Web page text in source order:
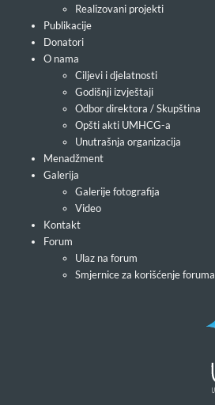
Realizovani projekti
Publikacije
Donatori
O nama
Ciljevi i djelatnosti
Godišnji izvještaji
Odbor direktora / Skupština
Opšti akti UMHCG-a
Unutrašnja organizacija
Menadžment
Galerija
Galerije fotografija
Video
Kontakt
Forum
Ulaz na forum
Smjernice za korišćenje foruma